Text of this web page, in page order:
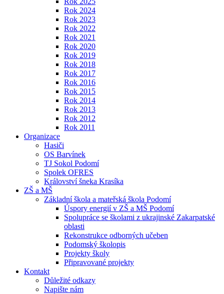
Rok 2024
Rok 2023
Rok 2022
Rok 2021
Rok 2020
Rok 2019
Rok 2018
Rok 2017
Rok 2016
Rok 2015
Rok 2014
Rok 2013
Rok 2012
Rok 2011
Organizace
Hasiči
OS Barvínek
TJ Sokol Podomí
Spolek OFRES
Království šneka Krasíka
ZŠ a MŠ
Základní škola a mateřská škola Podomí
Úspory energií v ZŠ a MŠ Podomí
Spolupráce se školami z ukrajinské Zakarpatské
oblasti
Rekonstrukce odborných učeben
Podomský školopis
Projekty školy
Připravované projekty
Kontakt
Důležité odkazy
Napište nám